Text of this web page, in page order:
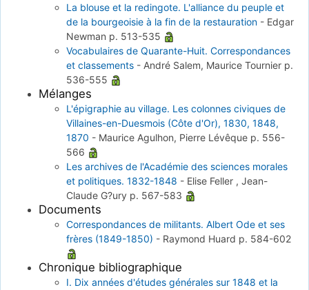
La blouse et la redingote. L'alliance du peuple et
de la bourgeoisie à la fin de la restauration - Edgar
Newman p. 513-535
Vocabulaires de Quarante-Huit. Correspondances
et classements - André Salem, Maurice Tournier p.
536-555
Mélanges
L'épigraphie au village. Les colonnes civiques de
Villaines-en-Duesmois (Côte d'Or), 1830, 1848,
1870 - Maurice Agulhon, Pierre Lévêque p. 556-
566
Les archives de l'Académie des sciences morales
et politiques. 1832-1848 - Elise Feller , Jean-
Claude G?ury p. 567-583
Documents
Correspondances de militants. Albert Ode et ses
frères (1849-1850) - Raymond Huard p. 584-602
Chronique bibliographique
I. Dix années d'études générales sur 1848 et la